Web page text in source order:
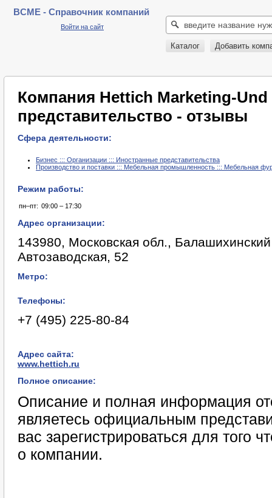
BCME - Справочник компаний
Войти на сайт
Каталог Добавить
Компания Hettich Marketing-
представительство - отзывы
Сфера деятельности:
Бизнес ::: Организации ::: Иностранные представительства
Производство и поставки ::: Мебельная промышленность ::: Мебельная
Режим работы:
пн–пт: 09:00 – 17:30
Адрес организации:
143980, Московская обл.,
Автозаводская, 52
Метро:
Телефоны:
+7 (495) 225-80-84
Адрес сайта:
www.hettich.ru
Полное описание:
Описание и полная информация
являетесь официальным
вас зарегистрироваться для того
о компании.